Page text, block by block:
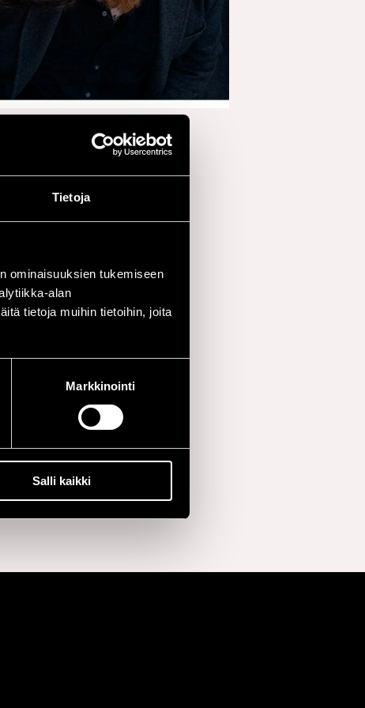
Tietoja
ominaisuuksien tukemiseen
alan
tietoja muihin tietoihin, joita
Markkinointi
Salli kaikki
ja rytmiset
yhdistelevä,